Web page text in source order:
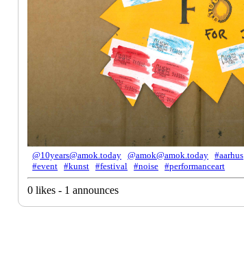
@10years@amok.today @amok@amok.today #aarhus
#event
#kunst #festival #noise #performanceart
0 likes - 1 announces